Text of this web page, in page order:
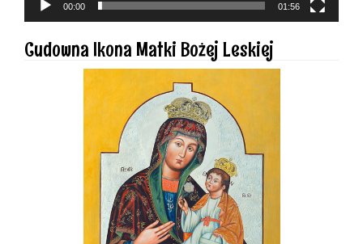
00:00 01:56
Cudowna Ikona Matki Bożej Leskiej